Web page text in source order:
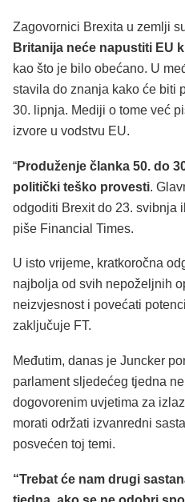
Zagovornici Brexita u zemlji
Britanija neće napustiti EU
kao što je bilo obećano. U
stavila do znanja kako će biti
30. lipnja. Mediji o tome već
izvore u vodstvu EU.
“Produženje članka 50. do
politički teško provesti.
odgoditi Brexit do 23. svibnja
piše Financial Times.
U isto vrijeme, kratkoročna
najbolja od svih nepoželjnih
neizvjesnost i povećati
zaključuje FT.
Međutim, danas je Juncker
parlament sljedećeg tjedna
dogovorenim uvjetima za
morati održati izvanredni
posvećen toj temi.
“Trebat će nam drugi